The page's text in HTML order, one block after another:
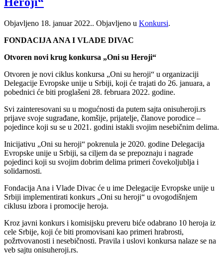
Objavljeno 18. januar 2022.. Objavljeno u Konkursi.
FONDACIJA ANA I VLADE DIVAC
Otvoren novi krug konkursa „Oni su Heroji“
Otvoren je novi ciklus konkursa „Oni su heroji“ u organizaciji
Delegacije Evropske unije u Srbiji, koji će trajati do 26. januara, a
pobednici će biti proglašeni 28. februara 2022. godine.
Svi zainteresovani su u mogućnosti da putem sajta onisuheroji.rs
prijave svoje sugrađane, komšije, prijatelje, članove porodice –
pojedince koji su se u 2021. godini istakli svojim nesebičnim delima.
Inicijativu „Oni su heroji“ pokrenula je 2020. godine Delegacija
Evropske unije u Srbiji, sa ciljem da se prepoznaju i nagrade
pojedinci koji su svojim dobrim delima primeri čovekoljublja i
solidarnosti.
Fondacija Ana i Vlade Divac će u ime Delegacije Evropske unije u
Srbiji implementirati konkurs „Oni su heroji“ u ovogodišnjem
ciklusu izbora i promocije heroja.
Kroz javni konkurs i komisijsku preveru biće odabrano 10 heroja iz
cele Srbije, koji će biti promovisani kao primeri hrabrosti,
požrtvovanosti i nesebičnosti. Pravila i uslovi konkursa nalaze se na
veb sajtu onisuheroji.rs.